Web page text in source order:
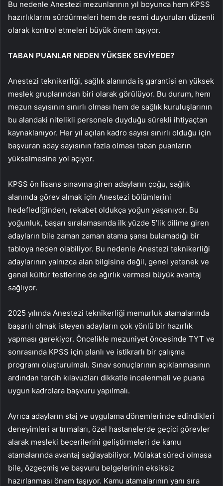
Bu nedenle Anestezi mezunlarının yıl boyunca hem KPSS
hazırlıklarını sürdürmeleri hem de resmi duyuruları düzenli
olarak kontrol etmeleri büyük önem taşıyor.
TABAN PUANLAR NEDEN YÜKSEK SEVİYEDE?
Anestezi teknikerliği, sağlık alanında iş garantisi en yüksek
meslek gruplarından biri olarak görülüyor. Bu durum, hem
mezun sayısının sınırlı olması hem de sağlık kuruluşlarının
bu alandaki nitelikli personele duyduğu sürekli ihtiyaçtan
kaynaklanıyor. Her yıl açılan kadro sayısı sınırlı olduğu için
başvuran aday sayısının fazla olması taban puanların
yükselmesine yol açıyor.
KPSS ön lisans sınavına giren adayların çoğu, sağlık
alanında görev almak için Anestezi bölümlerini
hedeflediğinden, rekabet oldukça yoğun yaşanıyor. Bu
yoğunluk, başarı sıralamasında ilk yüzde 5’lik dilime giren
adayların bile zaman zaman atama şansı bulamadığı bir
tabloya neden olabiliyor. Bu nedenle Anestezi teknikerliği
adaylarının yalnızca alan bilgisine değil, genel yetenek ve
genel kültür testlerine de ağırlık vermesi büyük avantaj
sağlıyor.
2025 yılında Anestezi teknikerliği memurluk atamalarında
başarılı olmak isteyen adayların çok yönlü bir hazırlık
yapması gerekiyor. Öncelikle mezuniyet öncesinde TYT ve
sonrasında KPSS için planlı ve istikrarlı bir çalışma
programı oluşturulmalı. Sınav sonuçlarının açıklanmasının
ardından tercih kılavuzları dikkatle incelenmeli ve puana
uygun kadrolara başvuru yapılmalı.
Ayrıca adayların staj ve uygulama dönemlerinde edindikleri
deneyimleri artırmaları, özel hastanelerde geçici görevler
alarak mesleki becerilerini geliştirmeleri de kamu
atamalarında avantaj sağlayabiliyor. Mülakat süreci olmasa
bile, özgeçmiş ve başvuru belgelerinin eksiksiz
hazırlanması önem taşıyor. Kamu atamalarının yanı sıra